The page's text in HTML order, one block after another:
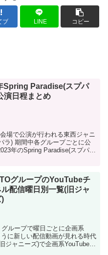
ブ LINE コピー
Spring Paradise(スプパ
演日程まとめ
場で公演が行われる東西ジャニ
ラ) 期間中各グループごとに公
年のSpring Paradise(スプパ
グループのYouTubeチ
ル配信曜日別一覧(旧ジャ
)
ループで曜日ごとに企画系
に新しい配信動画が見れる時代
ジャニーズ)で企画系YouTubeを